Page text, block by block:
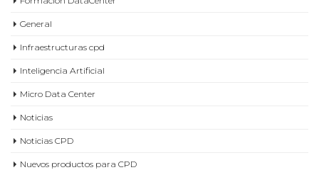
General
Infraestructuras cpd
Inteligencia Artificial
Micro Data Center
Noticias
Noticias CPD
Nuevos productos para CPD